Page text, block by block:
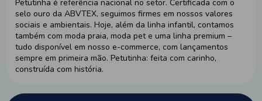
Petutinha é referência nacional no setor. Certificada com o
selo ouro da ABVTEX, seguimos firmes em nossos valores
sociais e ambientais. Hoje, além da linha infantil, contamos
também com moda praia, moda pet e uma linha premium –
tudo disponível em nosso e-commerce, com lançamentos
sempre em primeira mão. Petutinha: feita com carinho,
construída com história.